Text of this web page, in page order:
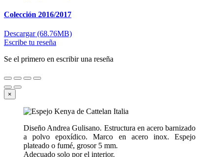
Colección 2016/2017
Descargar (68.76MB)
Escribe tu reseña
Se el primero en escribir una reseña
×
Diseño Andrea Gulisano. Estructura en acero barnizado
a polvo epoxídico. Marco en acero inox. Espejo
plateado o fumé, grosor 5 mm.
Adecuado solo por el interior.